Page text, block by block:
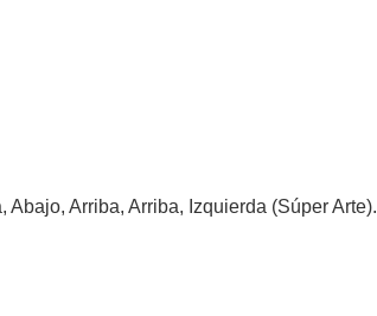
Arriba, Arriba, Izquierda (Súper Arte).